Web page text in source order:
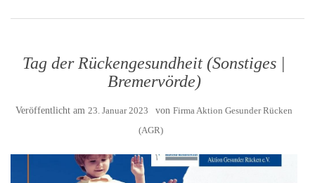
Tag der Rückengesundheit (Sonstiges |
Bremervörde)
Veröffentlicht am 23. Januar 2023 von Firma Aktion Gesunder Rücken
(AGR)